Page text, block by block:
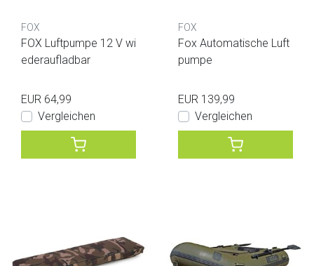
FOX
FOX Luftpumpe 12 V wi
ederaufladbar
EUR 64,99
Vergleichen
FOX
Fox Automatische Luft
pumpe
EUR 139,99
Vergleichen